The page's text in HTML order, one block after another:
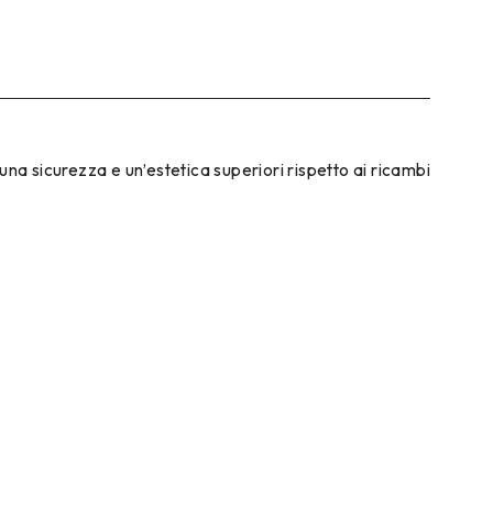
sicurezza e un’estetica superiori rispetto ai ricambi